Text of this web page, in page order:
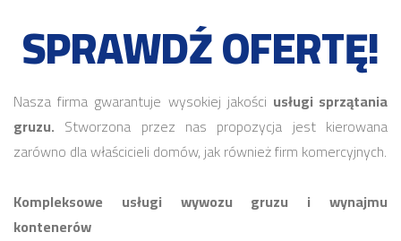
SPRAWDŹ OFERTĘ!
Nasza firma gwarantuje wysokiej jakości usługi sprzątania
gruzu. Stworzona przez nas propozycja jest kierowana
zarówno dla właścicieli domów, jak również firm komercyjnych.
Kompleksowe usługi wywozu gruzu i wynajmu
kontenerów